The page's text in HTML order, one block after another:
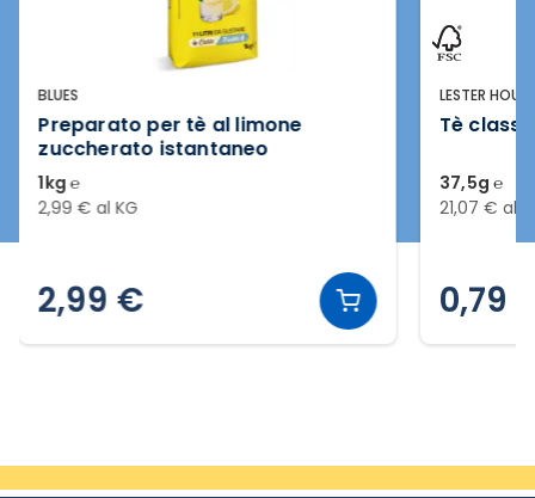
BLUES
Preparato per tè al limone
zuccherato istantaneo
1kg ℮
2,99 € al KG
2,99 €
LESTER HOUSE
Tè
37,5g ℮
21,07 € al
0,79